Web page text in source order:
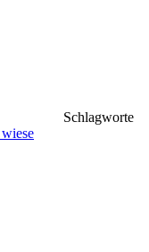
Schlagworte
wiese